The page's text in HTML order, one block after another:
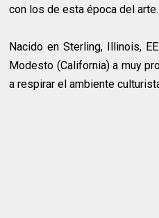
con los de esta época del arte.
Nacido en Sterling, Illinois,
Modesto (California) a muy
a respirar el ambiente